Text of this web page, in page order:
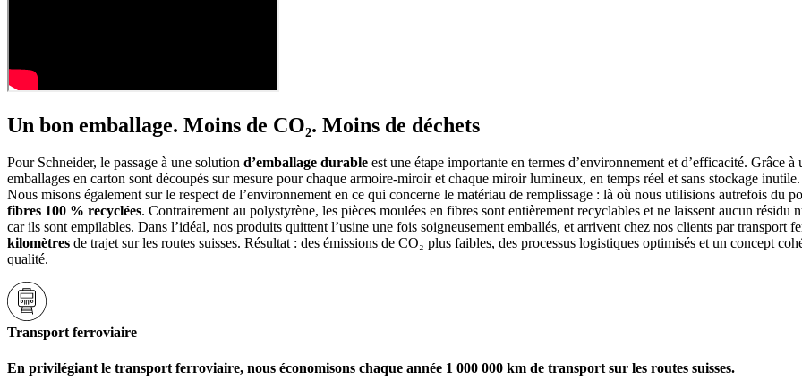
Un bon emballage. Moins de CO₂. Moins de déchets
Pour Schneider, le passage à une solution d’emballage durable est une étape importante en termes d’environnement et d’efficacité. Grâce à
emballages en carton sont découpés sur mesure pour chaque armoire-miroir et chaque miroir lumineux, en temps réel et sans stockage inutile.
Nous misons également sur le respect de l’environnement en ce qui concerne le matériau de remplissage : là où nous utilisions autrefois du
fibres 100 % recyclées. Contrairement au polystyrène, les pièces moulées en fibres sont entièrement recyclables et ne laissent aucun
car ils sont empilables. Dans l’idéal, nos produits quittent l’usine une fois soigneusement emballés, et arrivent chez nos clients par transport
kilomètres de trajet sur les routes suisses. Résultat : des émissions de CO₂ plus faibles, des processus logistiques optimisés et un concept
qualité.
Transport ferroviaire
En privilégiant le transport ferroviaire, nous économisons chaque année 1 000 000 km de transport sur les routes suisses.